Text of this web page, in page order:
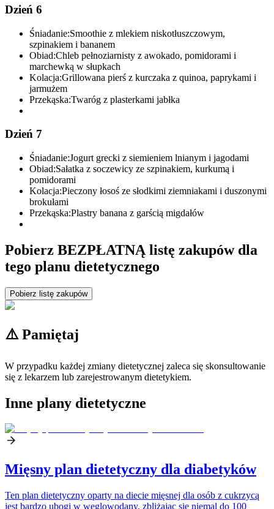
Dzień 6
Śniadanie:Smoothie z mlekiem niskotłuszczowym,
szpinakiem i bananem
Obiad:Chleb pełnoziarnisty z awokado, pomidorami i
marchewką w słupkach
Kolacja:Grillowana pierś z kurczaka z quinoa, paprykami i
jarmużem
Przekąska:Twaróg z plasterkami jabłka
Dzień 7
Śniadanie:Jogurt grecki z siemieniem lnianym i jagodami
Obiad:Sałatka z soczewicy ze szpinakiem, kurkumą i
pomidorami
Kolacja:Pieczony łosoś ze słodkimi ziemniakami i duszonymi
brokułami
Przekąska:Plastry banana z garścią migdałów
Pobierz BEZPŁATNĄ listę zakupów dla
tego planu dietetycznego
Pobierz listę zakupów
⚠️ Pamiętaj
W przypadku każdej zmiany dietetycznej zaleca się skonsultowanie
się z lekarzem lub zarejestrowanym dietetykiem.
Inne plany dietetyczne
Mięsny plan dietetyczny dla diabetyków
Ten plan dietetyczny oparty na diecie mięsnej dla osób z cukrzycą
jest bardzo ubogi w węglowodany, zbliżając się niemal do 100